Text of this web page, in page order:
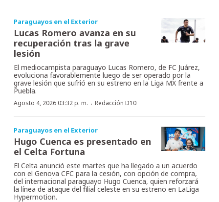
Paraguayos en el Exterior
Lucas Romero avanza en su
recuperación tras la grave
lesión
El mediocampista paraguayo Lucas Romero, de FC Juárez,
evoluciona favorablemente luego de ser operado por la
grave lesión que sufrió en su estreno en la Liga MX frente a
Puebla.
Agosto 4, 2026 03:32 p. m. · Redacción D10
Paraguayos en el Exterior
Hugo Cuenca es presentado en
el Celta Fortuna
El Celta anunció este martes que ha llegado a un acuerdo
con el Genova CFC para la cesión, con opción de compra,
del internacional paraguayo Hugo Cuenca, quien reforzará
la línea de ataque del filial celeste en su estreno en LaLiga
Hypermotion.